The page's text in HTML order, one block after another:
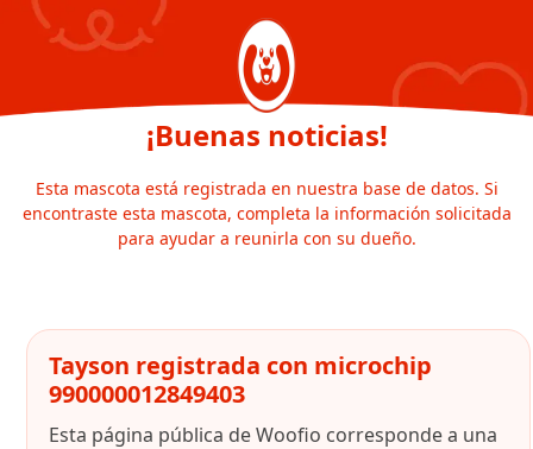
¡Buenas noticias!
Esta mascota está registrada en nuestra base de datos. Si
encontraste esta mascota, completa la información solicitada
para ayudar a reunirla con su dueño.
Tayson registrada con microchip
990000012849403
Esta página pública de Woofio corresponde a una